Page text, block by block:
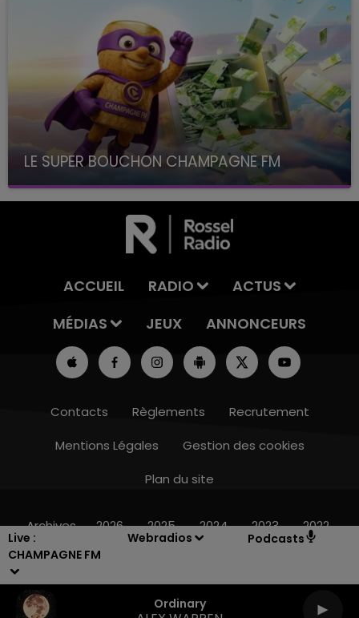
Live :
CHAMPAGNE FM
Webradios Podcasts
Ordinary
15h00 - 19h00
LE SUPER BOUCHON CHAMPAGNE FM
avec La Famille Champagne FM, à 8H10
ACCUEIL RADIO
ACTUS
MÉDIAS
JEUX ANNONCEURS
Contacts Règlements
Recrutement
Mentions Légales
Gestion des cookies
Plan du site
Archives 2026 2025 2024 2023 2022